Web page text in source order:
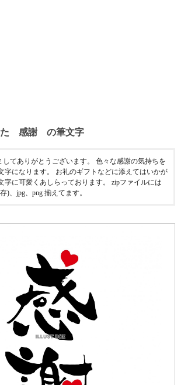
た 感謝 の筆文字
してありがとうございます。 色々な感謝の気持ちを
字になります。 お礼のギフトなどに添えてはいかが
字に可愛くあしらっております。 zipファイルには
)、jpg、png 揃えてます。